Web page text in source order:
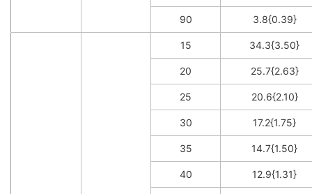
90 3.8{0.39}
15 34.3{3.50}
20 25.7{2.63}
25 20.6{2.10}
30 17.2{1.75}
35 14.7{1.50}
40 12.9{1.31}